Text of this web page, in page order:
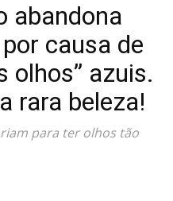
abandona
causa de
olhos” azuis.
rara beleza!
para ter olhos tão